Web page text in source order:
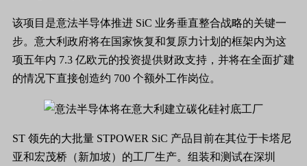
该项目是意法半导体推进 SiC 业务垂直整合战略的关键一
步。意大利政府将在国家恢复和复原力计划的框架内为这
项五年内 7.3 亿欧元的投资提供财政支持，并将在全面扩建
的情况下直接创造约 700 个额外工作岗位。
ST 领先的大批量 STPOWER SiC 产品目前在其位于卡塔尼
亚和宏茂桥（新加坡）的工厂生产。组装和测试在深圳